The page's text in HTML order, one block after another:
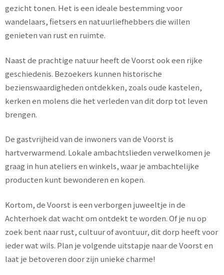
gezicht tonen. Het is een ideale bestemming voor
wandelaars, fietsers en natuurliefhebbers die willen
genieten van rust en ruimte.
Naast de prachtige natuur heeft de Voorst ook een rijke
geschiedenis. Bezoekers kunnen historische
bezienswaardigheden ontdekken, zoals oude kastelen,
kerken en molens die het verleden van dit dorp tot leven
brengen.
De gastvrijheid van de inwoners van de Voorst is
hartverwarmend. Lokale ambachtslieden verwelkomen je
graag in hun ateliers en winkels, waar je ambachtelijke
producten kunt bewonderen en kopen.
Kortom, de Voorst is een verborgen juweeltje in de
Achterhoek dat wacht om ontdekt te worden. Of je nu op
zoek bent naar rust, cultuur of avontuur, dit dorp heeft voor
ieder wat wils. Plan je volgende uitstapje naar de Voorst en
laat je betoveren door zijn unieke charme!